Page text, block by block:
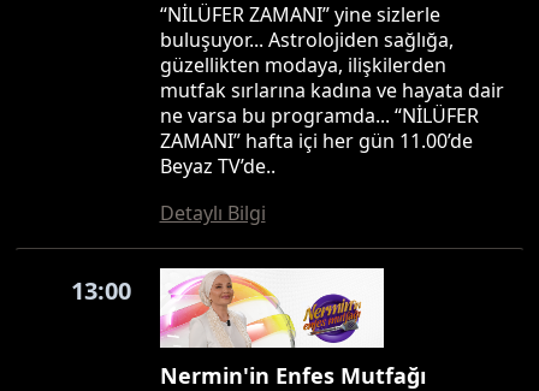
“NİLÜFER ZAMANI” yine sizlerle
buluşuyor... Astrolojiden sağlığa,
güzellikten modaya, ilişkilerden
mutfak sırlarına kadına ve hayata dair
ne varsa bu programda... “NİLÜFER
ZAMANI” hafta içi her gün 11.00’de
Beyaz TV’de..
Detaylı Bilgi
13:00
Nermin'in Enfes Mutfağı